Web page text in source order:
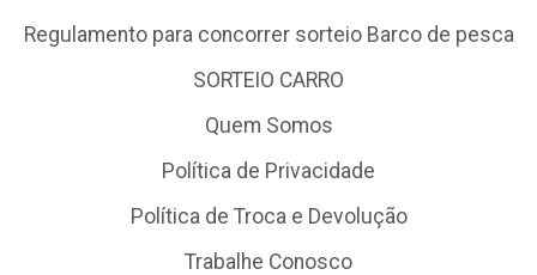
Regulamento para concorrer sorteio Barco de pesca
SORTEIO CARRO
Quem Somos
Política de Privacidade
Política de Troca e Devolução
Trabalhe Conosco